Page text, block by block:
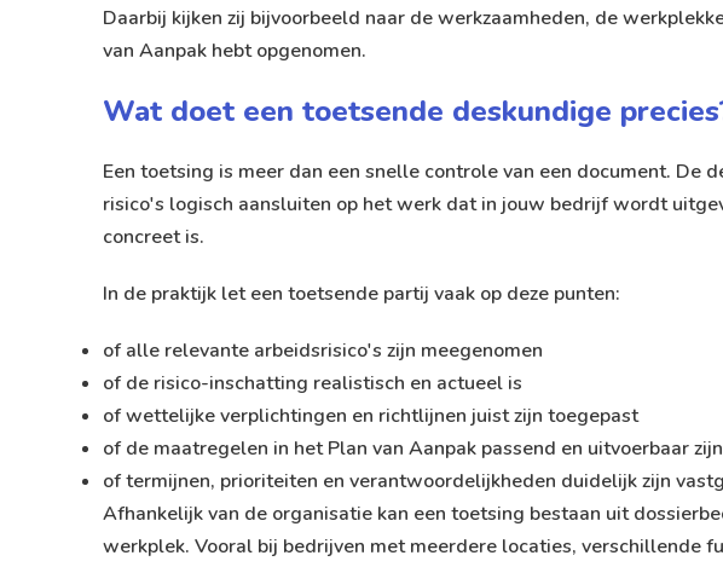
Daarbij kijken zij bijvoorbeeld naar de werkzaamheden, de
van Aanpak hebt opgenomen.
Wat doet een toetsende deskundige
Een toetsing is meer dan een snelle controle van een document. De
risico's logisch aansluiten op het werk dat in jouw bedrijf wordt
concreet is.
In de praktijk let een toetsende partij vaak op deze punten:
of alle relevante arbeidsrisico's zijn meegenomen
of de risico-inschatting realistisch en actueel is
of wettelijke verplichtingen en richtlijnen juist zijn toegepast
of de maatregelen in het Plan van Aanpak passend en uitvoerbaar zijn
of termijnen, prioriteiten en verantwoordelijkheden duidelijk zijn
Afhankelijk van de organisatie kan een toetsing bestaan uit
werkplek. Vooral bij bedrijven met meerdere locaties, verschillende